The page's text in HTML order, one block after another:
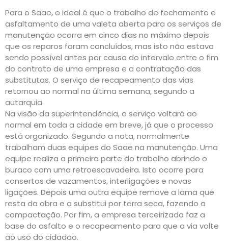
Para o Saae, o ideal é que o trabalho de fechamento e
asfaltamento de uma valeta aberta para os serviços de
manutenção ocorra em cinco dias no máximo depois
que os reparos foram concluídos, mas isto não estava
sendo possível antes por causa do intervalo entre o fim
do contrato de uma empresa e a contratação das
substitutas. O serviço de recapeamento das vias
retornou ao normal na última semana, segundo a
autarquia.
Na visão da superintendência, o serviço voltará ao
normal em toda a cidade em breve, já que o processo
está organizado. Segundo a nota, normalmente
trabalham duas equipes do Saae na manutenção. Uma
equipe realiza a primeira parte do trabalho abrindo o
buraco com uma retroescavadeira. Isto ocorre para
consertos de vazamentos, interligações e novas
ligações. Depois uma outra equipe remove a lama que
resta da obra e a substitui por terra seca, fazendo a
compactação. Por fim, a empresa terceirizada faz a
base do asfalto e o recapeamento para que a via volte
ao uso do cidadão.